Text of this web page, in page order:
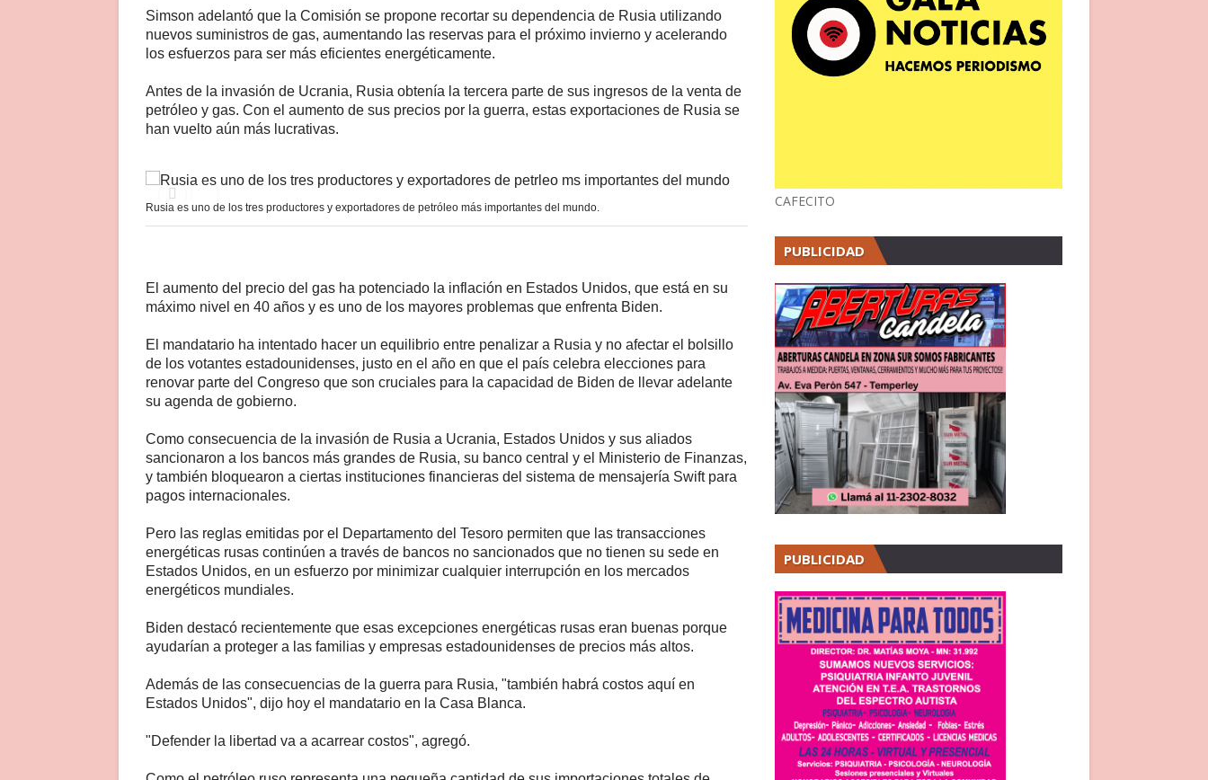
Simson adelantó que la Comisión se propone recortar su dependencia de Rusia utilizando
nuevos suministros de gas, aumentando las reservas para el próximo invierno y acelerando
los esfuerzos para ser más eficientes energéticamente.
Antes de la invasión de Ucrania, Rusia obtenía la tercera parte de sus ingresos de la venta de
petróleo y gas. Con el aumento de sus precios por la guerra, estas exportaciones de Rusia se
han vuelto aún más lucrativas.
Rusia es uno de los tres productores y exportadores de petróleo más importantes del mundo.
El aumento del precio del gas ha potenciado la inflación en Estados Unidos, que está en su
máximo nivel en 40 años y es uno de los mayores problemas que enfrenta Biden.
El mandatario ha intentado hacer un equilibrio entre penalizar a Rusia y no afectar el bolsillo
de los votantes estadounidenses, justo en el año en que el país celebra elecciones para
renovar parte del Congreso que son cruciales para la capacidad de Biden de llevar adelante
su agenda de gobierno.
Como consecuencia de la invasión de Rusia a Ucrania, Estados Unidos y sus aliados
sancionaron a los bancos más grandes de Rusia, su banco central y el Ministerio de Finanzas,
y también bloquearon a ciertas instituciones financieras del sistema de mensajería Swift para
pagos internacionales.
Pero las reglas emitidas por el Departamento del Tesoro permiten que las transacciones
energéticas rusas continúen a través de bancos no sancionados que no tienen su sede en
Estados Unidos, en un esfuerzo por minimizar cualquier interrupción en los mercados
energéticos mundiales.
Biden destacó recientemente que esas excepciones energéticas rusas eran buenas porque
ayudarían a proteger a las familias y empresas estadounidenses de precios más altos.
Además de las consecuencias de la guerra para Rusia, "también habrá costos aquí en
Estados Unidos", dijo hoy el mandatario en la Casa Blanca.
"Defender la libertad va a acarrear costos", agregó.
CAFECITO
PUBLICIDAD
PUBLICIDAD